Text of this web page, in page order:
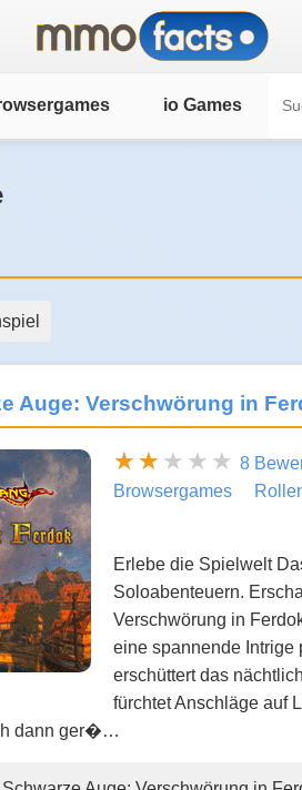
io Games
Auge: Verschwörung in
8
Browsergames
Erlebe die Spielwelt
Soloabenteuern.
Verschwörung in
eine spannende
erschüttert das
fürchtet Anschläge auf
dann ger�…